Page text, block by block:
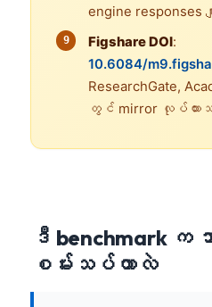
engine responses
Figshare DOI:
10.6084/
ResearchGate,
တွင် mirror လုပ်ထာ
ဒီ benchmark က ဘ
စမ်းသပ်တာလဲ